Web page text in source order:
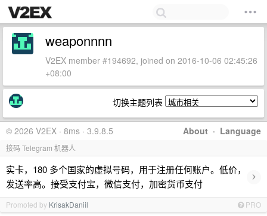
weaponnnn
V2EX member #194692, joined on 2016-10-06 02:45:26
+08:00
切换主题列表
About · Language
© 2026 V2EX · 8ms · 3.9.8.5
接码 Telegram 机器人
实卡，180 多个国家的虚拟号码，用于注册任何账户。低价，
发送率高。接受支付宝，微信支付，加密货币支付
›
Promoted by KrisakDaniil PRO